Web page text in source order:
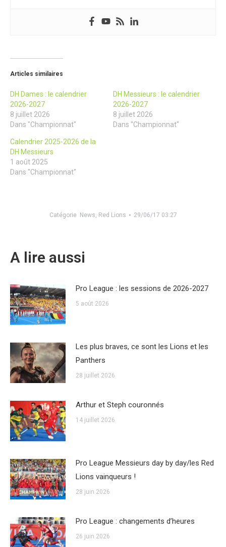
Articles similaires
DH Dames : le calendrier
2026-2027
8 juillet 2026
Dans "Championnat"
DH Messieurs : le calendrier
2026-2027
8 juillet 2026
Dans "Championnat"
Calendrier 2025-2026 de la
DH Messieurs
1 août 2025
Dans "Championnat"
Catégorie News, Red Lions 29/06/17 03:27
A lire aussi
Pro League : les sessions de 2026-2027
5 août 2026
Les plus braves, ce sont les Lions et les
Panthers
28 juillet 2026
Arthur et Steph couronnés
14 juillet 2026
Pro League Messieurs day by day/les Red
Lions vainqueurs !
28 juin 2026
Pro League : changements d’heures
26 juin 2026